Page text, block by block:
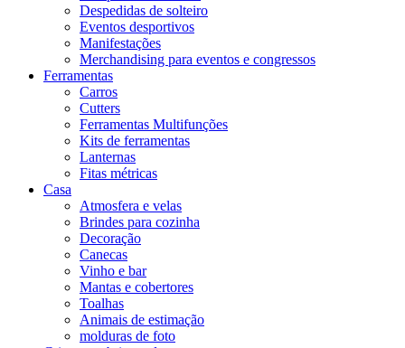
Despedidas de solteiro
Eventos desportivos
Manifestações
Merchandising para eventos e congressos
Ferramentas
Carros
Cutters
Ferramentas Multifunções
Kits de ferramentas
Lanternas
Fitas métricas
Casa
Atmosfera e velas
Brindes para cozinha
Decoração
Canecas
Vinho e bar
Mantas e cobertores
Toalhas
Animais de estimação
molduras de foto